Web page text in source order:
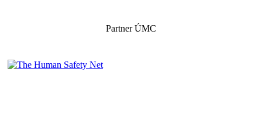
Partner ÚMC